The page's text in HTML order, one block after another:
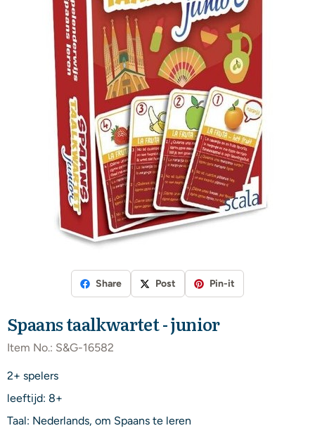
Share Post Pin-it
Spaans taalkwartet - junior
Item No.: S&G-16582
2+ spelers
leeftijd: 8+
Taal: Nederlands, om Spaans te leren